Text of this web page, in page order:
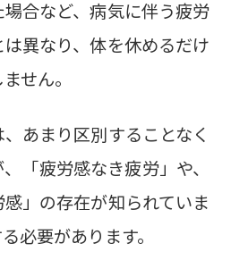
合など、病気に伴う疲労
異なり、体を休めるだけ
せん。
あまり区別することなく
「疲労感なき疲労」や、
」の存在が知られていま
必要があります。